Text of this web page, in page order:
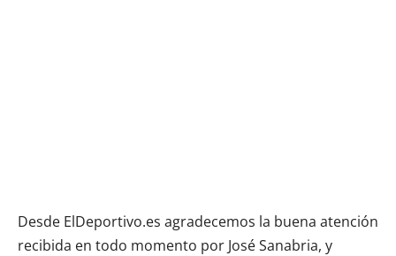
Desde ElDeportivo.es agradecemos la buena atención
recibida en todo momento por José Sanabria, y